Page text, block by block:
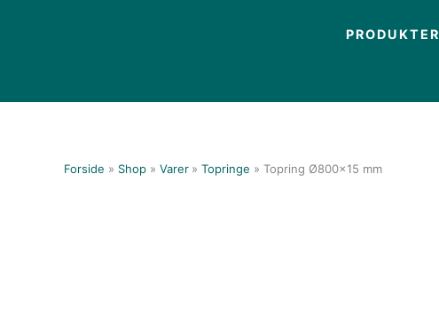
PRODUKTER
Forside Shop Varer Topringe Topring Ø800×15 mm